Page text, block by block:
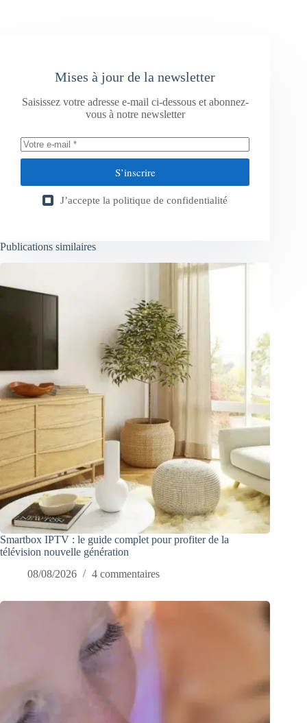
Mises à jour de la newsletter
Saisissez votre adresse e-mail ci-dessous et abonnez-
vous à notre newsletter
S’inscrire
J’accepte la politique de confidentialité
Publications similaires
Smartbox IPTV : le guide complet pour profiter de la
télévision nouvelle génération
08/08/2026
4 commentaires